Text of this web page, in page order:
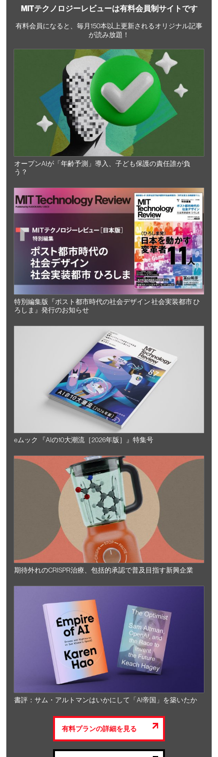
MITテクノロジーレビューは有料会員制サイトです
有料会員になると、毎月150本以上更新されるオリジナル記事
が読み放題！
オープンAIが「年齢予測」導入、子ども保護の責任誰が負
う？
特別編集版『ポスト都市時代の社会デザイン 社会実装都市 ひ
ろしま』発行のお知らせ
eムック 『AIの10大潮流［2026年版］』特集号
期待外れのCRISPR治療、包括的承認で普及目指す新興企業
書評：サム・アルトマンはいかにして「AI帝国」を築いたか
有料プランの詳細を見る